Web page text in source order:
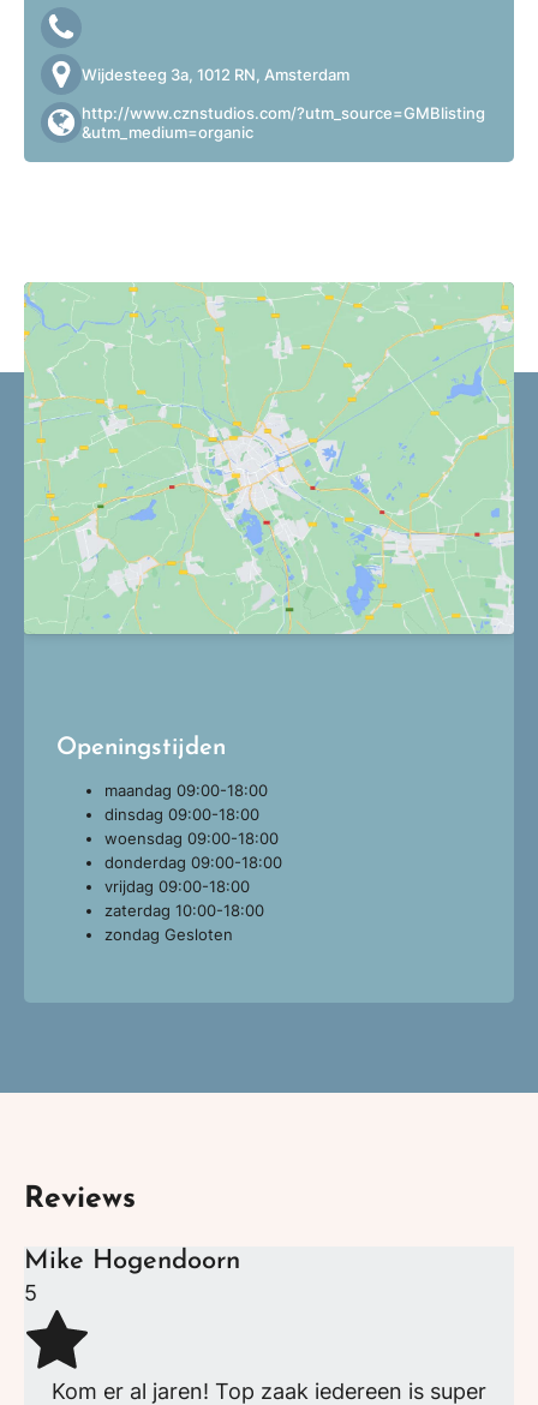
Wijdesteeg 3a, 1012 RN, Amsterdam
http://www.cznstudios.com/?utm_source=GMBlisting
&utm_medium=organic
Openingstijden
maandag 09:00-18:00
dinsdag 09:00-18:00
woensdag 09:00-18:00
donderdag 09:00-18:00
vrijdag 09:00-18:00
zaterdag 10:00-18:00
zondag Gesloten
Reviews
Mike Hogendoorn
5
Kom er al jaren! Top zaak iedereen is super